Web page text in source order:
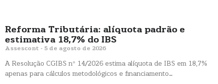
Reforma Tributária: alíquota padrão e
estimativa 18,7% do IBS
Assescont 5 de agosto de 2026
A Resolução CGIBS nº 14/2026 estima alíquota de IBS em 18,7%
apenas para cálculos metodológicos e financiamento…